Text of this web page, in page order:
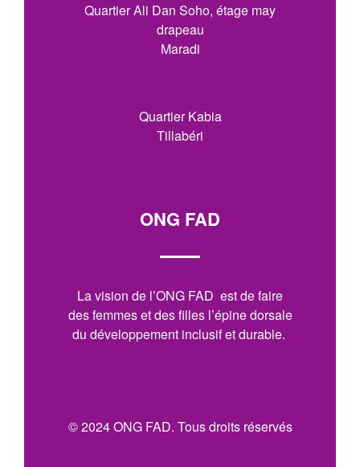
Quartier Ali Dan Soho, étage may
drapeau
Maradi
Quartier Kabia
Tillabéri
ONG FAD
La vision de l’ONG FAD est de faire
des femmes et des filles l’épine dorsale
du développement inclusif et durable.
© 2024 ONG FAD. Tous droits réservés